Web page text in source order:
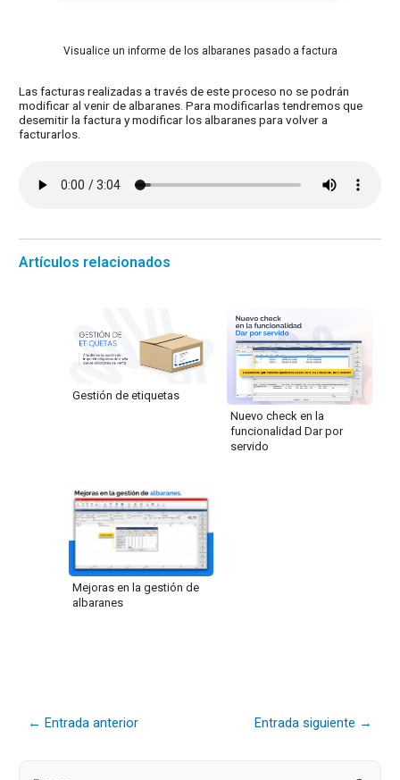
Visualice un informe de los albaranes pasado a factura
Las facturas realizadas a través de este proceso no se podrán
modificar al venir de albaranes. Para modificarlas tendremos que
desemitir la factura y modificar los albaranes para volver a
facturarlos.
Artículos relacionados
Gestión de etiquetas
Nuevo check en la
funcionalidad Dar por
servido
Mejoras en la gestión de
albaranes
← Entrada anterior Entrada siguiente →